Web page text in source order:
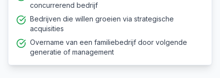
concurrerend bedrijf
Bedrijven die willen groeien via strategische
acquisities
Overname van een familiebedrijf door volgende
generatie of management